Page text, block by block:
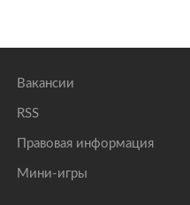
Вакансии
RSS
Правовая информация
Мини-игры